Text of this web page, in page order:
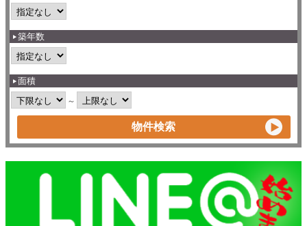
築年数
面積
～